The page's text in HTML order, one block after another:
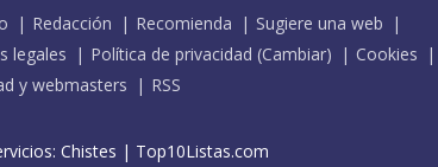
Redacción Recomienda
Sugiere una web
legales
Política de privacidad (Cambiar)
Cookies
y webmasters
RSS
Chistes | Top10Listas.com